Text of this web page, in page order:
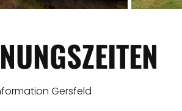
Gersfeld